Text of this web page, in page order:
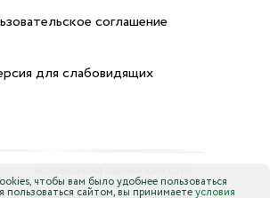
соглашение
для слабовидящих
чтобы вам было удобнее пользоваться
сайтом, вы принимаетеусловия